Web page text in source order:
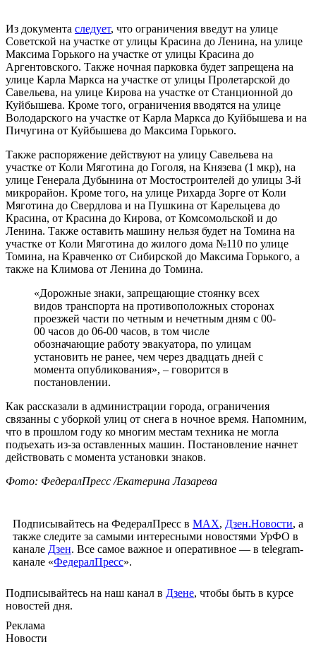
Из документа следует, что ограничения введут на улице
Советской на участке от улицы Красина до Ленина, на улице
Максима Горького на участке от улицы Красина до
Аргентовского. Также ночная парковка будет запрещена на
улице Карла Маркса на участке от улицы Пролетарской до
Савельева, на улице Кирова на участке от Станционной до
Куйбышева. Кроме того, ограничения вводятся на улице
Володарского на участке от Карла Маркса до Куйбышева и на
Пичугина от Куйбышева до Максима Горького.
Также распоряжение действуют на улицу Савельева на
участке от Коли Мяготина до Гоголя, на Князева (1 мкр), на
улице Генерала Дубынина от Мостостроителей до улицы 3-й
микрорайон. Кроме того, на улице Рихарда Зорге от Коли
Мяготина до Свердлова и на Пушкина от Карельцева до
Красина, от Красина до Кирова, от Комсомольской и до
Ленина. Также оставить машину нельзя будет на Томина на
участке от Коли Мяготина до жилого дома №110 по улице
Томина, на Кравченко от Сибирской до Максима Горького, а
также на Климова от Ленина до Томина.
«Дорожные знаки, запрещающие стоянку всех
видов транспорта на противоположных сторонах
проезжей части по четным и нечетным дням с 00-
00 часов до 06-00 часов, в том числе
обозначающие работу эвакуатора, по улицам
установить не ранее, чем через двадцать дней с
момента опубликования», – говорится в
постановлении.
Как рассказали в администрации города, ограничения
связанны с уборкой улиц от снега в ночное время. Напомним,
что в прошлом году ко многим местам техника не могла
подъехать из-за оставленных машин. Постановление начнет
действовать с момента установки знаков.
Фото: ФедералПресс /Екатерина Лазарева
Подписывайтесь на ФедералПресс в МАХ, Дзен.Новости, а
также следите за самыми интересными новостями УрФО в
канале Дзен. Все самое важное и оперативное — в telegram-
канале «ФедералПресс».
Подписывайтесь на наш канал в Дзене, чтобы быть в курсе
новостей дня.
Реклама
Новости